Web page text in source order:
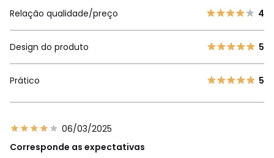
Relação qualidade/preço
4
Design do produto 5
Prático 5
06/03/2025
Corresponde as expectativas